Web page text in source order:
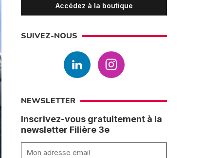
Accédez à la boutique
SUIVEZ-NOUS
NEWSLETTER
Inscrivez-vous gratuitement à la
newsletter Filière 3e